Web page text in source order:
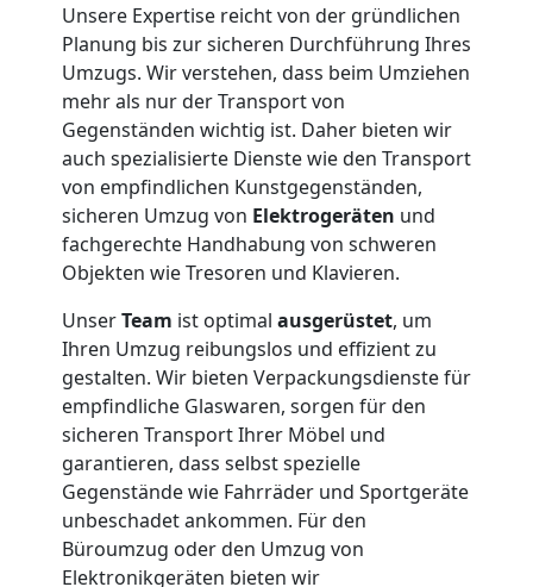
Unsere Expertise reicht von der gründlichen
Planung bis zur sicheren Durchführung Ihres
Umzugs. Wir verstehen, dass beim Umziehen
mehr als nur der Transport von
Gegenständen wichtig ist. Daher bieten wir
auch spezialisierte Dienste wie den Transport
von empfindlichen Kunstgegenständen,
sicheren Umzug von Elektrogeräten und
fachgerechte Handhabung von schweren
Objekten wie Tresoren und Klavieren.
UnserTeam ist optimal ausgerüstet, um
Ihren Umzug reibungslos und effizient zu
gestalten. Wir bieten Verpackungsdienste für
empfindliche Glaswaren, sorgen für den
sicheren Transport Ihrer Möbel und
garantieren, dass selbst spezielle
Gegenstände wie Fahrräder und Sportgeräte
unbeschadet ankommen. Für den
Büroumzug oder den Umzug von
Elektronikgeräten bieten wir